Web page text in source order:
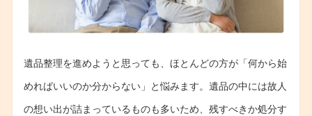
遺品整理を進めようと思っても、ほとんどの方が「何から始
めればいいのか分からない」と悩みます。遺品の中には故人
の想い出が詰まっているものも多いため、残すべきか処分す